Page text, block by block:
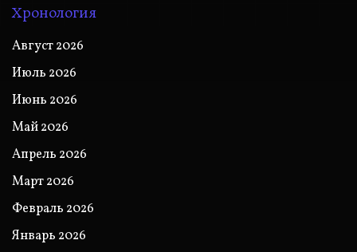
Хронология
Август 2026
Июль 2026
Июнь 2026
Май 2026
Апрель 2026
Март 2026
Февраль 2026
Январь 2026